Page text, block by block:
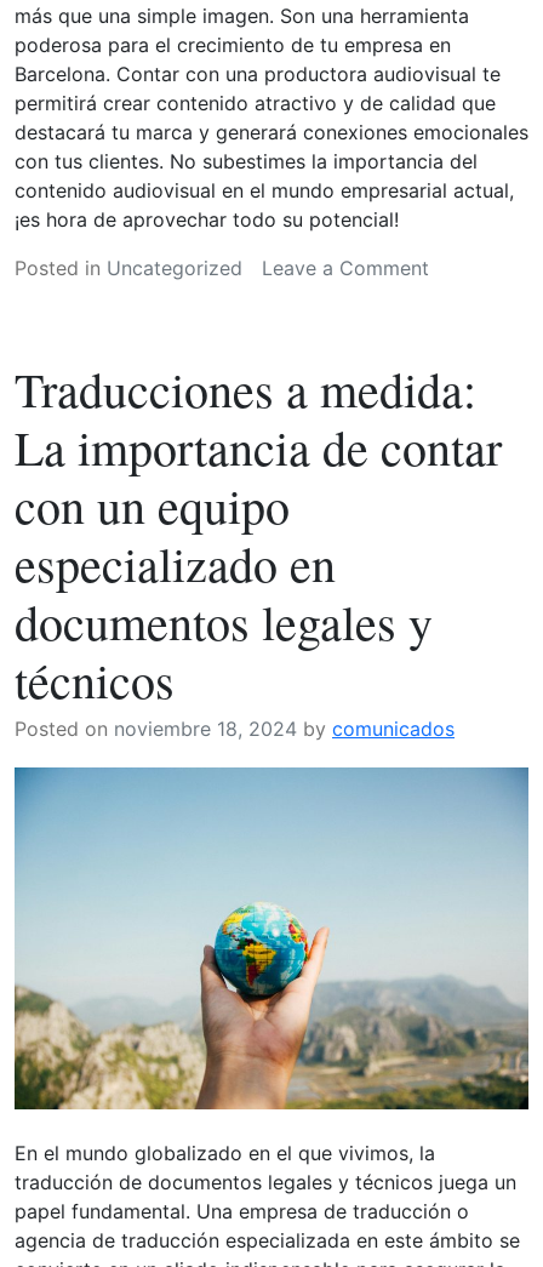
más que una simple imagen. Son una herramienta
poderosa para el crecimiento de tu empresa en
Barcelona. Contar con una productora audiovisual te
permitirá crear contenido atractivo y de calidad que
destacará tu marca y generará conexiones emocionales
con tus clientes. No subestimes la importancia del
contenido audiovisual en el mundo empresarial actual,
¡es hora de aprovechar todo su potencial!
Posted in Uncategorized Leave a Comment
imagen:
El
impacto
de
el
empresa
Traducciones a medida:
La importancia de contar
con un equipo
especializado en
documentos legales y
técnicos
Posted on noviembre 18, 2024 by comunicados
En el mundo globalizado en el que vivimos, la
traducción de documentos legales y técnicos juega un
papel fundamental. Una empresa de traducción o
agencia de traducción especializada en este ámbito se